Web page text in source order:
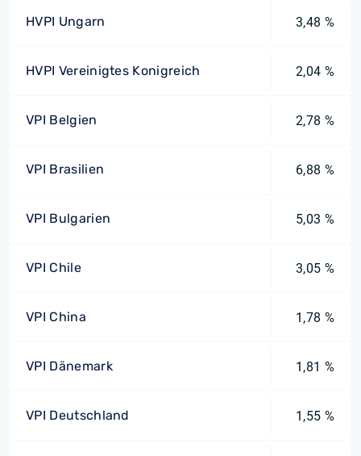
HVPI Ungarn 3,48 %
HVPI Vereinigtes Konigreich 2,04 %
VPI Belgien 2,78 %
VPI Brasilien 6,88 %
VPI Bulgarien 5,03 %
VPI Chile 3,05 %
VPI China 1,78 %
VPI Dänemark 1,81 %
VPI Deutschland 1,55 %